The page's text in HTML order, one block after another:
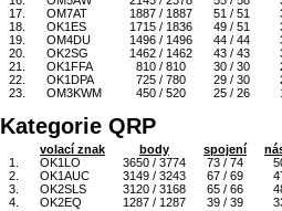
17.
OM7AT 1887 / 1887 51 / 51
18.
OK1ES 1715 / 1836 49 / 51
19.
OM4DU 1496 / 1496 44 / 44
20.
OK2SG 1462 / 1462 43 / 43
21.
OK1FFA 810 / 810 30 / 30
22.
OK1DPA 725 / 780 29 / 30
23.
OM3KWM 450 / 520 25 / 26
Kategorie QRP
volací znak body spojení
1.
OK1LO 3650 / 3774 73 / 74
2.
OK1AUC 3149 / 3243 67 / 69
3.
OK2SLS 3120 / 3168 65 / 66
4.
OK2EQ 1287 / 1287 39 / 39